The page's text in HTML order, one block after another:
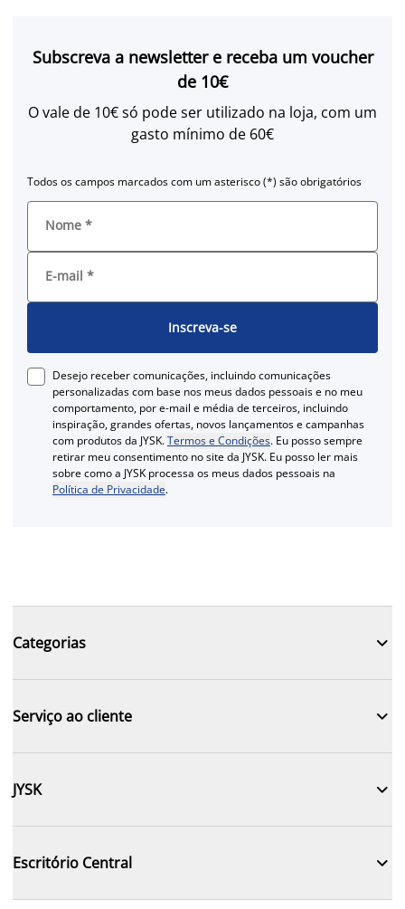
Subscreva a newsletter e receba um voucher
de 10€
O vale de 10€ só pode ser utilizado na loja, com um
gasto mínimo de 60€
Todos os campos marcados com um asterisco (*) são obrigatórios
Nome *
E-mail *
Inscreva-se
Desejo receber comunicações, incluindo comunicações
personalizadas com base nos meus dados pessoais e no meu
comportamento, por e-mail e média de terceiros, incluindo
inspiração, grandes ofertas, novos lançamentos e campanhas
com produtos da JYSK.Termos e Condições. Eu posso sempre
retirar meu consentimento no site da JYSK. Eu posso ler mais
sobre como a JYSK processa os meus dados pessoais na
Política de Privacidade.
Categorias 
Serviço ao cliente 
JYSK 
Escritório Central 